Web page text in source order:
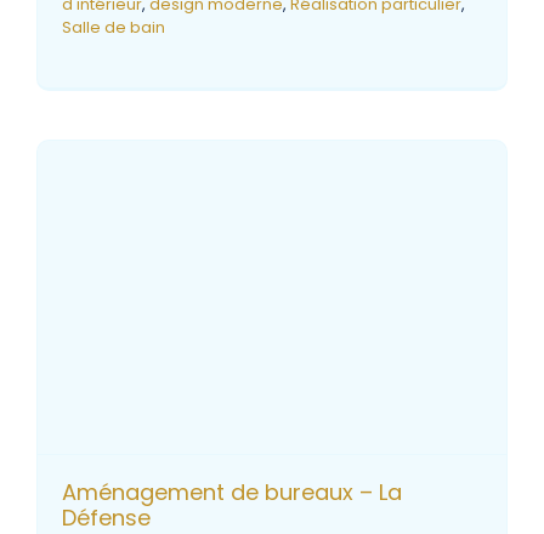
Salle de bain
Aménagement de bureaux – La
Défense